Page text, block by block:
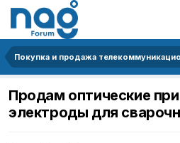
Продам оптические
электроды для